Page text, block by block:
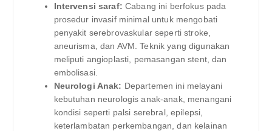
Intervensi saraf: Cabang ini berfokus pada
prosedur invasif minimal untuk mengobati
penyakit serebrovaskular seperti stroke,
aneurisma, dan AVM. Teknik yang digunakan
meliputi angioplasti, pemasangan stent, dan
embolisasi.
Neurologi Anak: Departemen ini melayani
kebutuhan neurologis anak-anak, menangani
kondisi seperti palsi serebral, epilepsi,
keterlambatan perkembangan, dan kelainan